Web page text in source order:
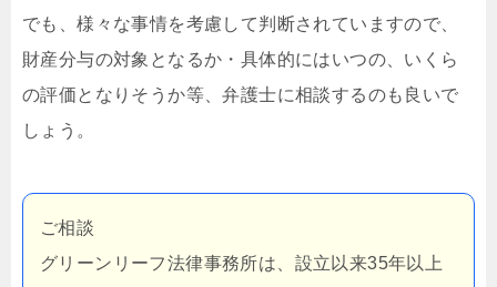
でも、様々な事情を考慮して判断されていますので、
財産分与の対象となるか・具体的にはいつの、いくら
の評価となりそうか等、弁護士に相談するのも良いで
しょう。
ご相談
グリーンリーフ法律事務所は、設立以来35年以上